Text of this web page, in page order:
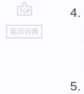
go
top
返回词典